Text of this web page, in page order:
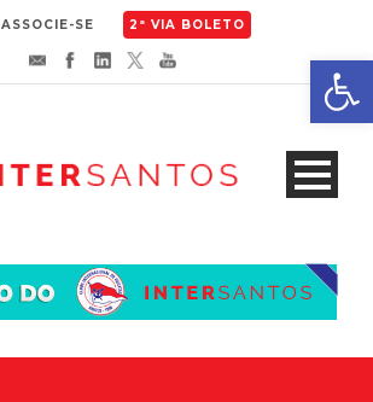
ASSOCIE-SE 2ª VIA BOLETO
Abrir